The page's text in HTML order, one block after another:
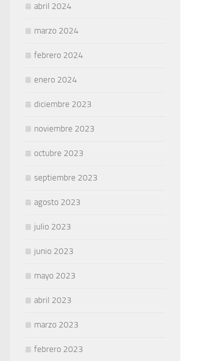
abril 2024
marzo 2024
febrero 2024
enero 2024
diciembre 2023
noviembre 2023
octubre 2023
septiembre 2023
agosto 2023
julio 2023
junio 2023
mayo 2023
abril 2023
marzo 2023
febrero 2023